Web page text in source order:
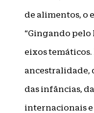
de alimentos, o
“Gingando pelo
eixos temáticos.
ancestralidade,
das infâncias,
internacionais e